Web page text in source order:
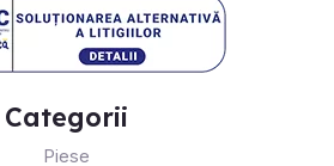
Categorii
Piese